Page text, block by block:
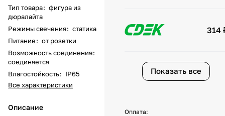
Тип товара: фигура из
дюралайта
Режимы свечения: статика
Питание: от розетки
Возможность соединения:
соединяется
Влагостойкость: IP65
Все характеристики
Описание
314
Показать все
Оплата: